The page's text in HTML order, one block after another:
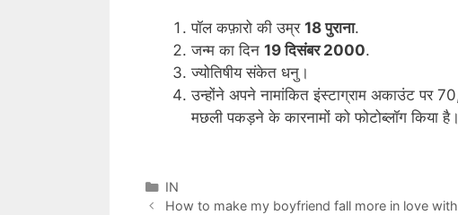
पॉल कफ़ारो की उम्र 18 पुराना.
जन्म का दिन 19 दिसंबर 2000.
ज्योतिषीय संकेत धनु।
उन्होंने अपने नामांकित इंस्टाग्राम अकाउंट पर
मछली पकड़ने के कारनामों को फोटोब्लॉग किया है।
Categories
IN
How to make my boyfriend fall more in love